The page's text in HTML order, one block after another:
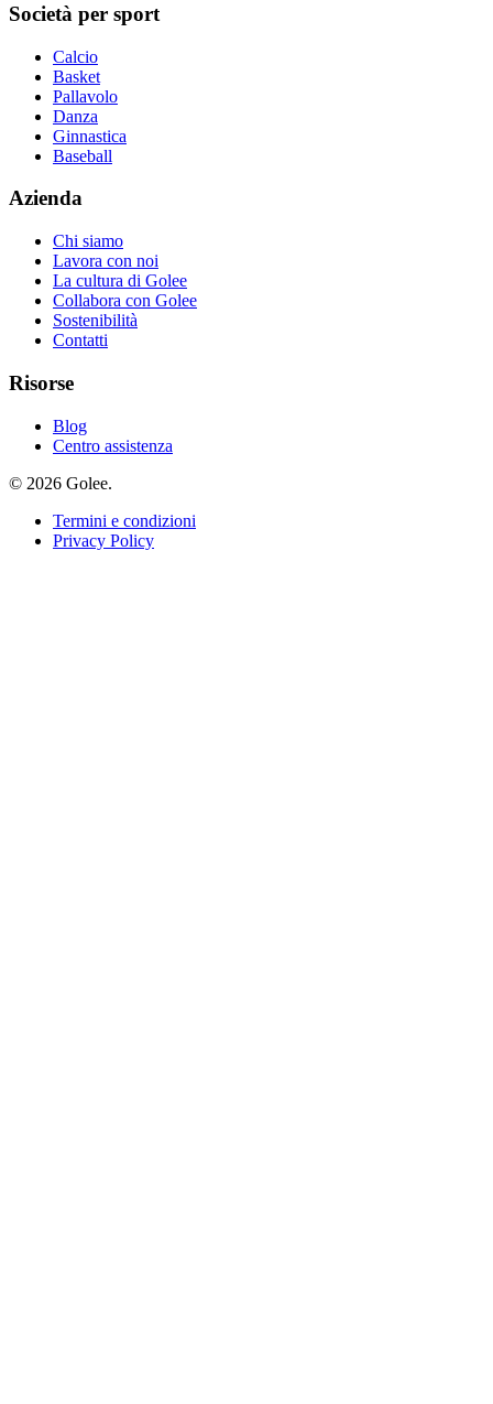
Società per sport
Calcio
Basket
Pallavolo
Danza
Ginnastica
Baseball
Azienda
Chi siamo
Lavora con noi
La cultura di Golee
Collabora con Golee
Sostenibilità
Contatti
Risorse
Blog
Centro assistenza
© 2026 Golee.
Termini e condizioni
Privacy Policy